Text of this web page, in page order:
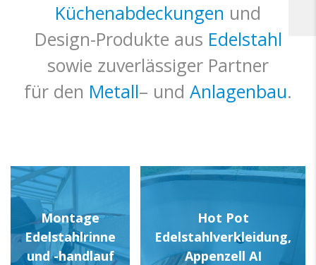
Küchenabdeckungen und
Design-Produkte aus Edelstahl
sowie zuverlässiger Partner
für den Metall– und Anlagenbau.
Montage
Edelstahlrinne
und -handlauf
Hot Pot
Edelstahlverkleidung,
Appenzell AI